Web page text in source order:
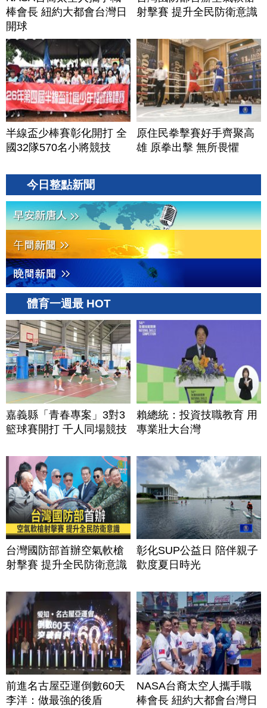
棒會長 紐約大都會台灣日
開球
射擊賽 提升全民防衛意識
半線盃少棒賽彰化開打 全
國32隊570名小將競技
原住民拳擊賽好手齊聚高
雄 原拳出擊 無所畏懼
今日整點新聞
體育一週最 HOT
嘉義縣「青春專案」3對3
籃球賽開打 千人同場競技
賴總統：投資技職教育 用
專業壯大台灣
台灣國防部首辦空氣軟槍
射擊賽 提升全民防衛意識
彰化SUP公益日 陪伴親子
歡度夏日時光
前進名古屋亞運倒數60天
李洋：做最強的後盾
NASA台裔太空人攜手職
棒會長 紐約大都會台灣日